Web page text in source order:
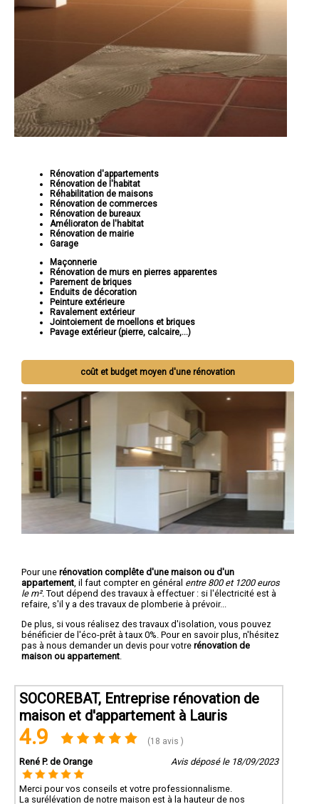
Rénovation d'appartements
Rénovation de l'habitat
Réhabilitation de maisons
Rénovation de commerces
Rénovation de bureaux
Amélioraton de l'habitat
Rénovation de mairie
Garage
Maçonnerie
Rénovation de murs en pierres apparentes
Parement de briques
Enduits de décoration
Peinture extérieure
Ravalement extérieur
Jointoiement de moellons et briques
Pavage extérieur (pierre, calcaire,...)
coût et budget moyen d'une rénovation
Pour une rénovation complête d'une maison ou d'un
appartement , il faut compter en général entre 800 et 1200 euros
le m². Tout dépend des travaux à effectuer : si l'électricité est à
refaire, s'il y a des travaux de plomberie à prévoir...
De plus, si vous réalisez des travaux d'isolation, vous pouvez
bénéficier de l'éco-prêt à taux 0%. Pour en savoir plus, n'hésitez
pas à nous demander un devis pour votre rénovation de
maison ou appartement
SOCOREBAT, Entreprise rénovation de
maison et d'appartement à Lauris
4.9 (18 avis )
René P. de Orange Avis déposé le 18/09/2023
Merci pour vos conseils et votre professionnalisme.
La surélévation de notre maison est à la hauteur de nos